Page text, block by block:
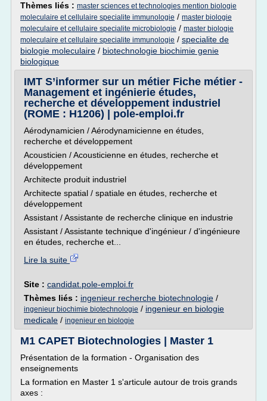
Thèmes liés : master sciences et technologies mention biologie
moleculaire et cellulaire specialite immunologie / master biologie
moleculaire et cellulaire specialite microbiologie / master biologie
moleculaire et cellulaire specialite immunologie / specialite de
biologie moleculaire / biotechnologie biochimie genie
biologique
IMT S’informer sur un métier Fiche métier -
Management et ingénierie études,
recherche et développement industriel
(ROME : H1206) | pole-emploi.fr
Aérodynamicien / Aérodynamicienne en études,
recherche et développement
Acousticien / Acousticienne en études, recherche et
développement
Architecte produit industriel
Architecte spatial / spatiale en études, recherche et
développement
Assistant / Assistante de recherche clinique en industrie
Assistant / Assistante technique d'ingénieur / d'ingénieure
en études, recherche et...
Lire la suite
Site : candidat.pole-emploi.fr
Thèmes liés : ingenieur recherche biotechnologie /
ingenieur biochimie biotechnologie / ingenieur en biologie
medicale / ingenieur en biologie
M1 CAPET Biotechnologies | Master 1
Présentation de la formation - Organisation des
enseignements
La formation en Master 1 s'articule autour de trois grands
axes :